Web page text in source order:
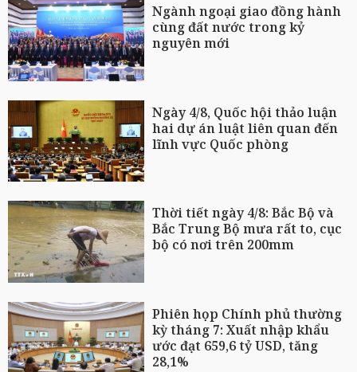
Ngành ngoại giao đồng hành
cùng đất nước trong kỷ
nguyên mới
Ngày 4/8, Quốc hội thảo luận
hai dự án luật liên quan đến
lĩnh vực Quốc phòng
Thời tiết ngày 4/8: Bắc Bộ và
Bắc Trung Bộ mưa rất to, cục
bộ có nơi trên 200mm
Phiên họp Chính phủ thường
kỳ tháng 7: Xuất nhập khẩu
ước đạt 659,6 tỷ USD, tăng
28,1%